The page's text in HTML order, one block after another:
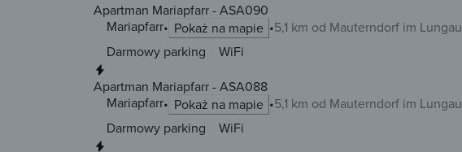
Apartman Mariapfarr - ASA090
Mariapfarr
Pokaż na mapie
5,1 km od Mauterndorf im Lungau
Darmowy parking
WiFi
Apartman Mariapfarr - ASA088
Mariapfarr
Pokaż na mapie
5,1 km od Mauterndorf im Lungau
Darmowy parking
WiFi